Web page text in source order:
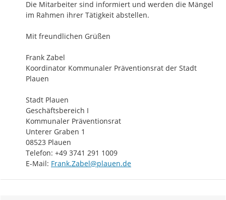
Die Mitarbeiter sind informiert und werden die Mängel
im Rahmen ihrer Tätigkeit abstellen.
Mit freundlichen Grüßen
Frank Zabel
Koordinator Kommunaler Präventionsrat der Stadt
Plauen
Stadt Plauen
Geschäftsbereich I
Kommunaler Präventionsrat
Unterer Graben 1
08523 Plauen
Telefon: +49 3741 291 1009
E-Mail: Frank.Zabel@plauen.de